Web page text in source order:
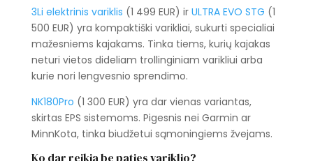
3Li elektrinis variklis (1 499 EUR) ir ULTRA EVO STG (1
500 EUR) yra kompaktiški varikliai, sukurti specialiai
mažesniems kajakams. Tinka tiems, kurių kajakas
neturi vietos dideliam trollinginiam varikliui arba
kurie nori lengvesnio sprendimo.
NK180Pro (1 300 EUR) yra dar vienas variantas,
skirtas EPS sistemoms. Pigesnis nei Garmin ar
MinnKota, tinka biudžetui sąmoningiems žvejams.
Ko dar reikia be paties variklio?